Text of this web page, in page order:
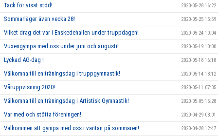
Tack för visat stöd! 2020-05-28 16:22
Sommarläger även vecka 28! 2020-05-25 15:59
Vilket drag det var i Enskedehallen under truppdagen! 2020-05-24 10:04
Vuxengympa med oss under juni och augusti! 2020-05-19 10:00
Lyckad AG-dag ! 2020-05-18 16:18
Välkomna till en träningsdag i truppgymnastik! 2020-05-14 18:12
Våruppvisning 2020! 2020-05-11 07:35
Välkomna till en träningsdag i Artistisk Gymnastik! 2020-05-05 15:28
Var med och stötta föreningen! 2020-04-29 08:01
Välkommen att gympa med oss i väntan på sommaren! 2020-04-28 12:47